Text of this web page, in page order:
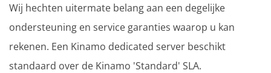
Wij hechten uitermate belang aan een degelijke
ondersteuning en service garanties waarop u kan
rekenen. Een Kinamo dedicated server beschikt
standaard over de Kinamo 'Standard' SLA.